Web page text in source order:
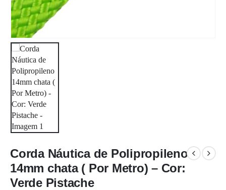
Corda Náutica de Polipropileno
14mm chata ( Por Metro) – Cor:
Verde Pistache